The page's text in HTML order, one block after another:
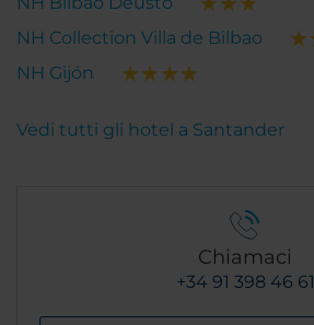
NH Collection Villa de Bilbao
NH Gijón
Vedi tutti gli hotel a Santander
Chiamaci
+34 91 398 46 61